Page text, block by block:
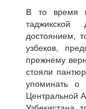
В то время
достоянием,
узбеков,
прежнему
стояли
упоминать
Центральной